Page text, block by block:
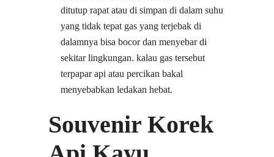
ditutup rapat atau di simpan di dalam suhu
yang tidak tepat gas yang terjebak di
dalamnya bisa bocor dan menyebar di
sekitar lingkungan. kalau gas tersebut
terpapar api atau percikan bakal
menyebabkan ledakan hebat.
Souvenir Korek